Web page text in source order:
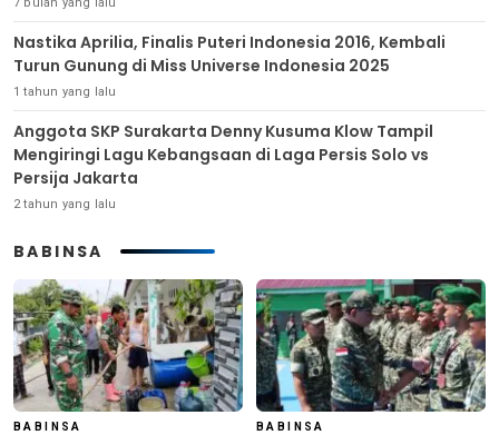
Nastika Aprilia, Finalis Puteri Indonesia 2016, Kembali
Turun Gunung di Miss Universe Indonesia 2025
1 tahun yang lalu
Anggota SKP Surakarta Denny Kusuma Klow Tampil
Mengiringi Lagu Kebangsaan di Laga Persis Solo vs
Persija Jakarta
2 tahun yang lalu
BABINSA
BABINSA BABINSA